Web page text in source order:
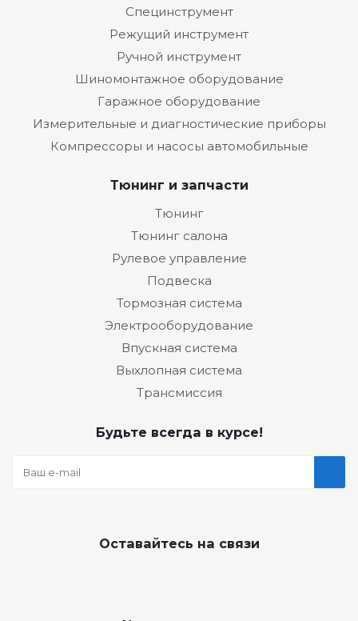
Специнструмент
Режущий инструмент
Ручной инструмент
Шиномонтажное оборудование
Гаражное оборудование
Измерительные и диагностические приборы
Компрессоры и насосы автомобильные
Тюнинг и запчасти
Тюнинг
Тюнинг салона
Рулевое управление
Подвеска
Тормозная система
Электрооборудование
Впускная система
Выхлопная система
Трансмиссия
Будьте всегда в курсе!
Оставайтесь на связи